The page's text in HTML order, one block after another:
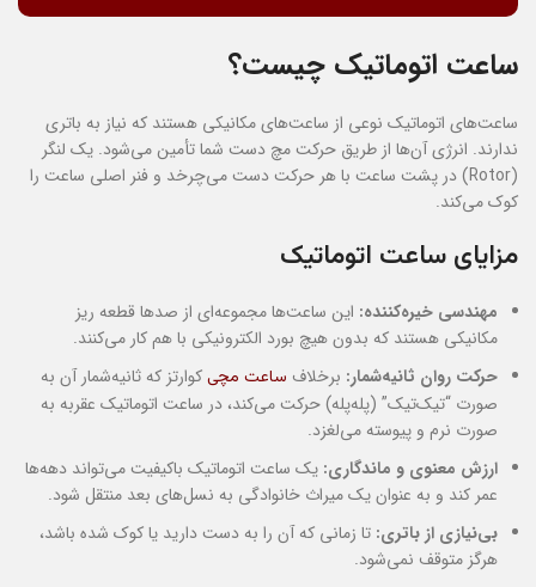
ساعت اتوماتیک چیست؟
ساعت‌های اتوماتیک نوعی از ساعت‌های مکانیکی هستند که نیاز به باتری
ندارند. انرژی آن‌ها از طریق حرکت مچ دست شما تأمین می‌شود. یک لنگر
(Rotor) در پشت ساعت با هر حرکت دست می‌چرخد و فنر اصلی ساعت را
کوک می‌کند.
مزایای ساعت اتوماتیک
مهندسی خیره‌کننده: این ساعت‌ها مجموعه‌ای از صدها قطعه ریز
مکانیکی هستند که بدون هیچ بورد الکترونیکی با هم کار می‌کنند.
حرکت روان ثانیه‌شمار: برخلاف ساعت مچیکوارتز که ثانیه‌شمار آن به
صورت “تیک‌تیک” (پله‌پله) حرکت می‌کند، در ساعت اتوماتیک عقربه به
صورت نرم و پیوسته می‌لغزد.
ارزش معنوی و ماندگاری: یک ساعت اتوماتیک باکیفیت می‌تواند دهه‌ها
عمر کند و به عنوان یک میراث خانوادگی به نسل‌های بعد منتقل شود.
بی‌نیازی از باتری: تا زمانی که آن را به دست دارید یا کوک شده باشد،
هرگز متوقف نمی‌شود.